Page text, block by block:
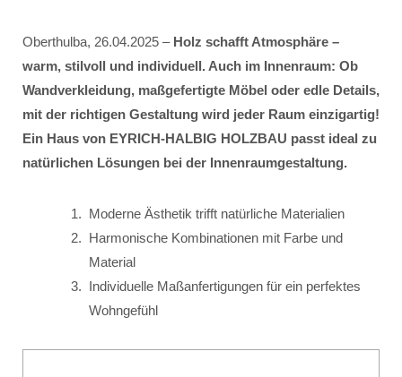
Oberthulba, 26.04.2025 – Holz schafft Atmosphäre –
warm, stilvoll und individuell. Auch im Innenraum: Ob
Wandverkleidung, maßgefertigte Möbel oder edle Details,
mit der richtigen Gestaltung wird jeder Raum einzigartig!
Ein Haus von EYRICH-HALBIG HOLZBAU passt ideal zu
natürlichen Lösungen bei der Innenraumgestaltung.
Moderne Ästhetik trifft natürliche Materialien
Harmonische Kombinationen mit Farbe und
Material
Individuelle Maßanfertigungen für ein perfektes
Wohngefühl